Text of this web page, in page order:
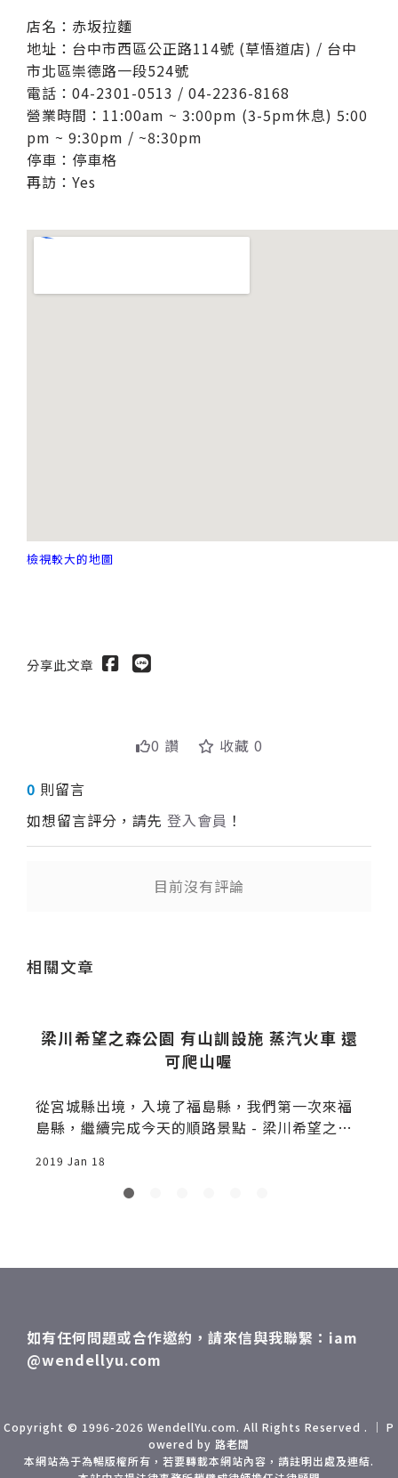
店名：赤坂拉麵
地址：台中市西區公正路114號 (草悟道店) / 台中
市北區崇德路一段524號
電話：04-2301-0513 / 04-2236-8168
營業時間：11:00am ~ 3:00pm (3-5pm休息) 5:00
pm ~ 9:30pm / ~8:30pm
停車：停車格
再訪：Yes
檢視較大的地圖
分享此文章
0 讚 收藏 0
0 則留言
如想留言評分，請先 登入會員 ！
目前沒有評論
相關文章
梁川希望之森公園 有山訓設施 蒸汽火車 還
可爬山喔
從宮城縣出境，入境了福島縣，我們第一次來福
島縣，繼續完成今天的順路景點 - 梁川希望之森
灣人會來這個公園吧，也應該不會有人寫過部落
格，所以我應該又是第一個。他位於福島縣的伊
2019 Jan 18
如有任何問題或合作邀約，請來信與我聯繫：iam
@wendellyu.com
Copyright © 1996-2026 WendellYu.com. All Rights Reserved . ｜ P
owered by 路老闆
本網站為于為暢版權所有，若要轉載本網站內容，請註明出處及連結.